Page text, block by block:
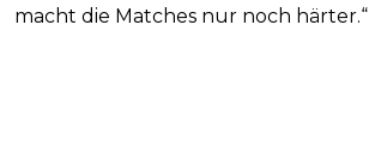
macht die Matches nur noch härter.“